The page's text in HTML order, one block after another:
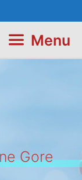
Menu
Gore